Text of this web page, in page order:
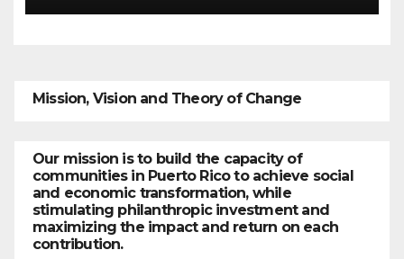
Mission, Vision and Theory of Change
Our mission is to build the capacity of
communities in Puerto Rico to achieve social
and economic transformation, while
stimulating philanthropic investment and
maximizing the impact and return on each
contribution.